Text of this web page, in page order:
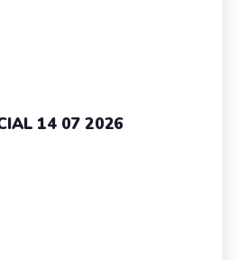
14 07 2026